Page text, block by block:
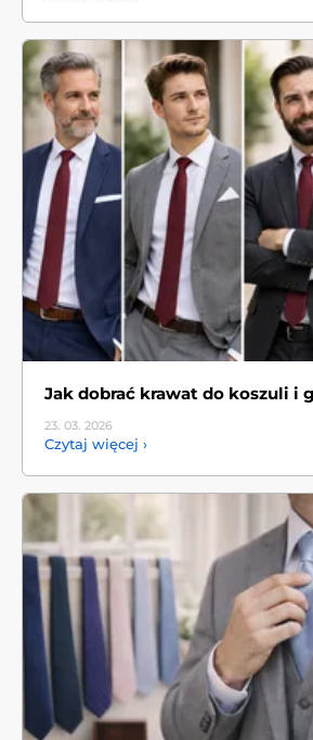
Jak dobrać krawat do koszuli i
23. 03. 2026
Czytaj więcej ›